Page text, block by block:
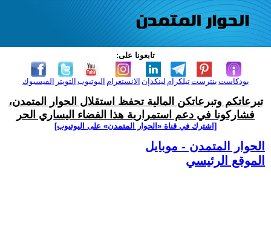
تابعونا على:
الفيسبوك التويتر اليوتيوب الانستغرام لينكدإن تيلكرامبنترست بودكاست
تبرعاتكم وتبرعاتكن المالية تحفظ استقلال الحوار المتمدن،
فشاركونا في دعم استمرارية هذا الفضاء اليساري الحر
[اشترك في قناة ‫«الحوار المتمدن» على اليوتيوب]
الحوار المتمدن - موبايل
الموقع الرئيسي